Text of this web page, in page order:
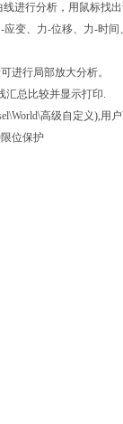
进行分析，用鼠标找
变、力-位移、力-时
进行局部放大分析。
汇总比较并显示打印.
高级自定义),用
位保护